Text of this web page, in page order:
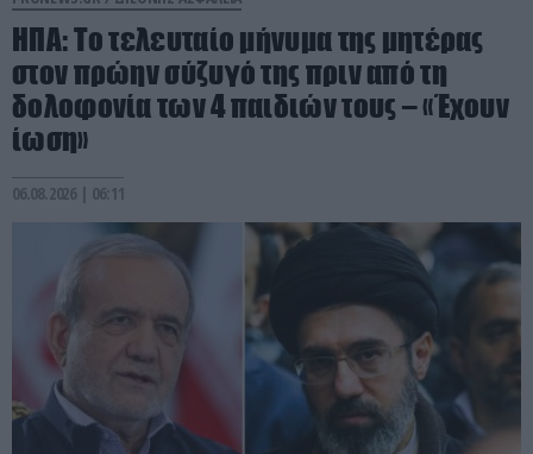
ΗΠΑ: Το τελευταίο μήνυμα της μητέρας
στον πρώην σύζυγό της πριν από τη
δολοφονία των 4 παιδιών τους – «Έχουν
ίωση»
06.08.2026 | 06:11